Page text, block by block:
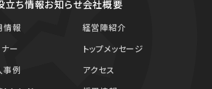
立ち情報
情報
ナー
事例
お知らせ会社概要
経営陣紹介
トップメッセージ
アクセス